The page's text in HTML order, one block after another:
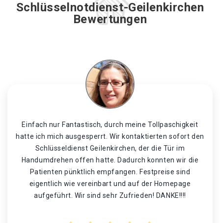
Schlüsselnotdienst-Geilenkirchen
Bewertungen
Einfach nur Fantastisch, durch meine Tollpaschigkeit
hatte ich mich ausgesperrt. Wir kontaktierten sofort den
Schlüsseldienst Geilenkirchen, der die Tür im
Handumdrehen offen hatte. Dadurch konnten wir die
Patienten pünktlich empfangen. Festpreise sind
eigentlich wie vereinbart und auf der Homepage
aufgeführt. Wir sind sehr Zufrieden! DANKE!!!!